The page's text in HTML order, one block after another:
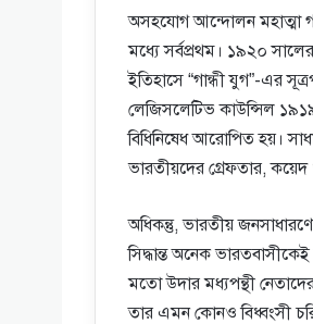
অসহযোগ আন্দোলন মহাত্মা
মধ্যে সর্বপ্রথম। ১৯২০
ইতিহাসে “গান্ধী যুগ”-এর
লেজিসলেটিভ কাউন্সিল
বিধিনিষেধ আরোপিত হয়।
ভারতীয়দের গ্রেফতার, কয়েদ
অধিকন্তু, ভারতীয়
সিদ্ধান্ত অনেক
মতো উদার মধ্যপন্থী
তার এমন কোনও বিধ্বংসী